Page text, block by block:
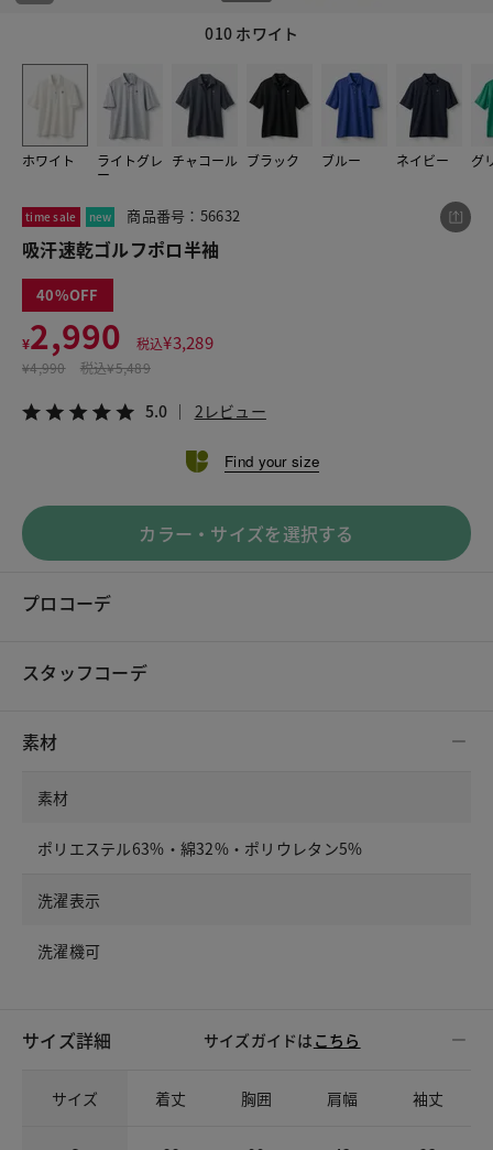
010 ホワイト
ホワイト ライトグレ
ー
チャコール ブラック ブルー ネイビー グ
time sale new 商品番号：56632
吸汗速乾ゴルフポロ半袖
40
¥2,990 税込¥3,289
¥4,990 税込¥5,489
5.0 2レビュー
Find your size
カラー・サイズを選択する
プロコーデ
スタッフコーデ
素材
素材
ポリエステル63%・綿32%・ポリウレタン5%
洗濯表示
洗濯機可
サイズ詳細 サイズガイドは こちら
サイズ 着丈 胸囲 肩幅 袖丈
この商品をシェアする
吸汗速乾ゴルフポロ半袖
¥2,990
税込¥3,289
LINE X